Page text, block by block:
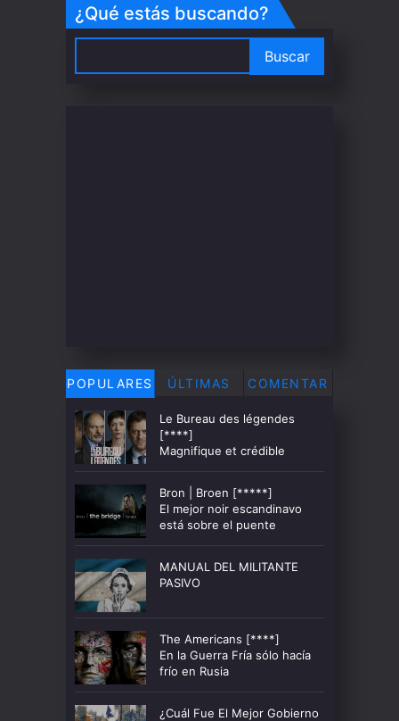
¿Qué estás buscando?
POPULARES ÚLTIMAS COMENTAR
Le Bureau des légendes
[****]
Magnifique et crédible
Bron | Broen [*****]
El mejor noir escandinavo
está sobre el puente
MANUAL DEL MILITANTE
PASIVO
The Americans [****]
En la Guerra Fría sólo hacía
frío en Rusia
¿Cuál Fue El Mejor Gobierno